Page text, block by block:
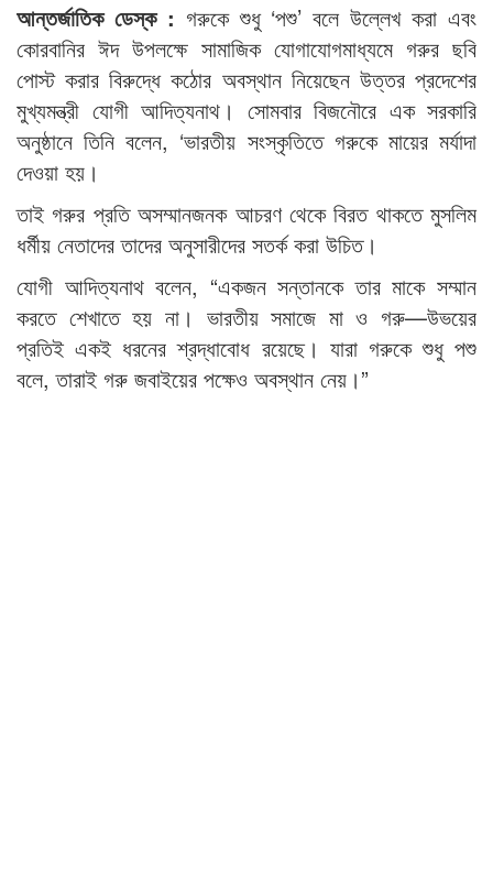
আন্তর্জাতিক ডেস্ক : গরুকে শুধু ‘পশু’ বলে উল্লেখ করা এবং
কোরবানির ঈদ উপলক্ষে সামাজিক যোগাযোগমাধ্যমে গরুর ছবি
পোস্ট করার বিরুদ্ধে কঠোর অবস্থান নিয়েছেন উত্তর প্রদেশের
মুখ্যমন্ত্রী যোগী আদিত্যনাথ। সোমবার বিজনৌরে এক সরকারি
অনুষ্ঠানে তিনি বলেন, ‘ভারতীয় সংস্কৃতিতে গরুকে মায়ের মর্যাদা
দেওয়া হয়।
তাই গরুর প্রতি অসম্মানজনক আচরণ থেকে বিরত থাকতে মুসলিম
ধর্মীয় নেতাদের তাদের অনুসারীদের সতর্ক করা উচিত।
যোগী আদিত্যনাথ বলেন, “একজন সন্তানকে তার মাকে সম্মান
করতে শেখাতে হয় না। ভারতীয় সমাজে মা ও গরু—উভয়ের
প্রতিই একই ধরনের শ্রদ্ধাবোধ রয়েছে। যারা গরুকে শুধু পশু
বলে, তারাই গরু জবাইয়ের পক্ষেও অবস্থান নেয়।”